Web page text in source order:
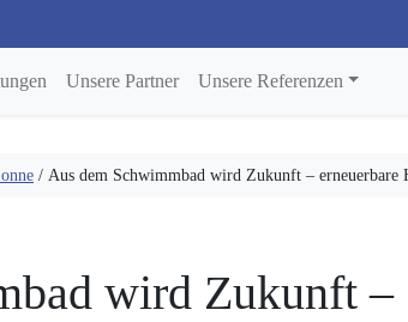
Unsere Partner Unsere Referenzen
/ Aus dem Schwimmbad wird Zukunft – erneuerbare
wird Zukunft –